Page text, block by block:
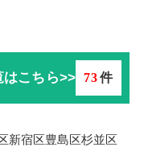
はこちら>> 73件
新宿区豊島区杉並区